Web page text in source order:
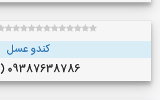
کندو عسل
09387638786 (تبریز)